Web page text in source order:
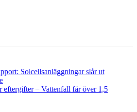
Solcellsanläggningar slår ut
eftergifter – Vattenfall får över 1,5